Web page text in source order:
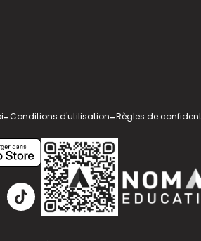
-Conditions d'utilisation-Règles de